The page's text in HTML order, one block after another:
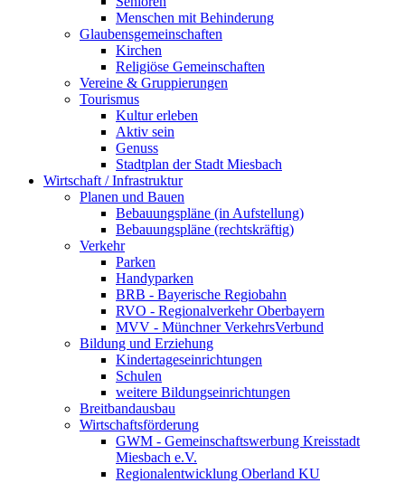
Menschen mit Behinderung
Glaubensgemeinschaften
Kirchen
Religiöse Gemeinschaften
Vereine & Gruppierungen
Tourismus
Kultur erleben
Aktiv sein
Genuss
Stadtplan der Stadt Miesbach
Wirtschaft / Infrastruktur
Planen und Bauen
Bebauungspläne (in Aufstellung)
Bebauungspläne (rechtskräftig)
Verkehr
Parken
Handyparken
BRB - Bayerische Regiobahn
RVO - Regionalverkehr Oberbayern
MVV - Münchner VerkehrsVerbund
Bildung und Erziehung
Kindertageseinrichtungen
Schulen
weitere Bildungseinrichtungen
Breitbandausbau
Wirtschaftsförderung
GWM - Gemeinschaftswerbung Kreisstadt
Miesbach e.V.
Regionalentwicklung Oberland KU